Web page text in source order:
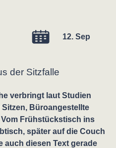
12. Sep
der Sitzfalle
verbringt laut Studien
Büroangestellte
Frühstückstisch ins
später auf die Couch
auch diesen Text gerade